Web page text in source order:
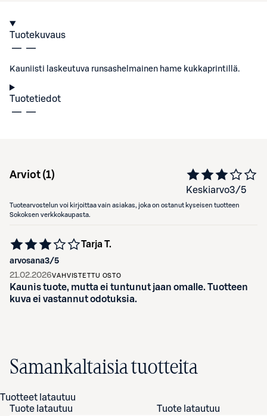
Tuotekuvaus
Kauniisti laskeutuva runsashelmainen hame kukkaprintillä.
Tuotetiedot
Arviot (1)
Keskiarvo3/5
Tuotearvostelun voi kirjoittaa vain asiakas, joka on ostanut kyseisen tuotteen
Sokoksen verkkokaupasta.
arvosana3/5
Tarja T.
21.02.2026VAHVISTETTU OSTO
Kaunis tuote, mutta ei tuntunut jaan omalle. Tuotteen
kuva ei vastannut odotuksia.
Samankaltaisia tuotteita
Tuotteet latautuu
Tuote latautuu
Tuote latautuu